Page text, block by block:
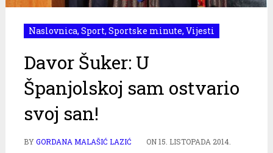
Naslovnica, Sport, Sportske minute, Vijesti
Davor Šuker: U
Španjolskoj sam ostvario
svoj san!
BYGORDANA MALAŠIĆ LAZIĆ ON15. LISTOPADA 2014.